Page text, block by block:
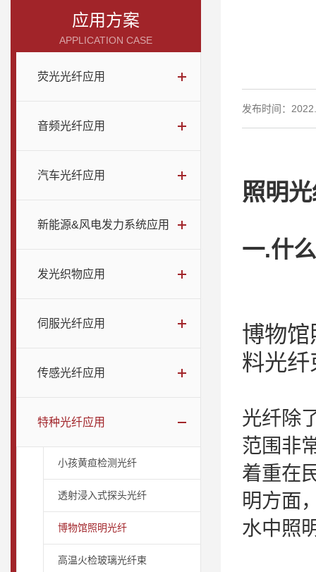
应用方案
APPLICATION CASE
荧光光纤应用
音频光纤应用
汽车光纤应用
新能源&风电发力系统应用
发光织物应用
伺服光纤应用
传感光纤应用
特种光纤应用
小孩黄疸检测光纤
透射浸入式探头光纤
博物馆照明光纤
高温火检玻璃光纤束
发布时间：
照明
一.什
博物
料光纤
光纤除
范围非
着重在
明方面
水中照